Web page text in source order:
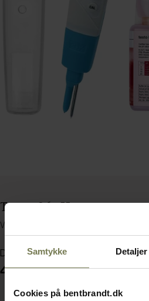
Samtykke Detaljer
Cookies på bentbrandt.dk
Testo 206 pH2
Varenummer: 55884272
Din pris (ekskl. moms)
4.090,00 kr./stk.